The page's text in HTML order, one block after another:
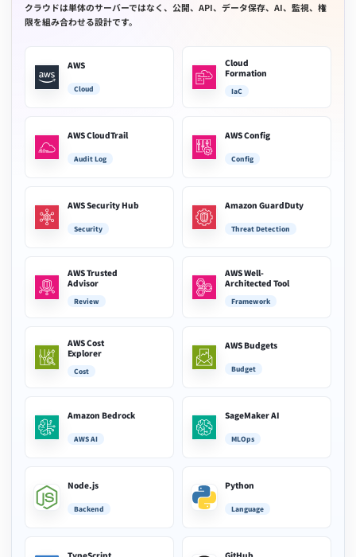
クラウドは単体のサーバーではなく、公開、API、データ保存、AI、監視、権
限を組み合わせる設計です。
AWS
Cloud
Cloud
Formation
IaC
AWS CloudTrail
Audit Log
AWS Config
Config
AWS Security Hub
Security
Amazon GuardDuty
Threat Detection
AWS Trusted
Advisor
Review
AWS Well-
Architected Tool
Framework
AWS Cost
Explorer
Cost
AWS Budgets
Budget
Amazon Bedrock
AWS AI
SageMaker AI
MLOps
Node.js
Backend
Python
Language